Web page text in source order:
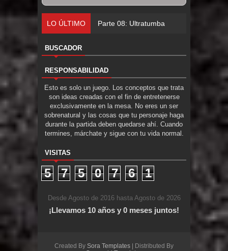
LO ÚLTIMO Parte 08: Ultratumba
BUSCADOR
RESPONSABILIDAD
Esto es solo un juego. Los conceptos que trata
son ideas creadas con el fin de entretenerse
exclusivamente en la mesa. No eres un ser
sobrenatural y las cosas que tu personaje haga
durante la partida deben quedarse ahí. Cuando
termines, márchate y sigue con tu vida normal.
VISITAS
5 7 5 0 7 6 1
Desde Agosto de 2016 hasta Agosto de 2026
¡Llevamos 10 años y 0 meses juntos!
Created By Sora Templates | Distributed By